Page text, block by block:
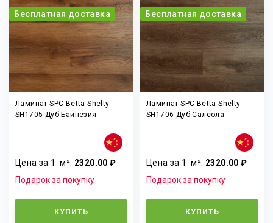
Бесплатная доставка
Ламинат SPC Betta Shelty
SH1705 Дуб Байнезия
Цена за 1м²: 2320.00 ₽
Подарок за покупку
КУПИТЬ
Бесплатная доставка
Ламинат SPC Betta Shelty
SH1706 Дуб Салсола
Цена за 1м²: 2320.00 ₽
Подарок за покупку
КУПИТЬ